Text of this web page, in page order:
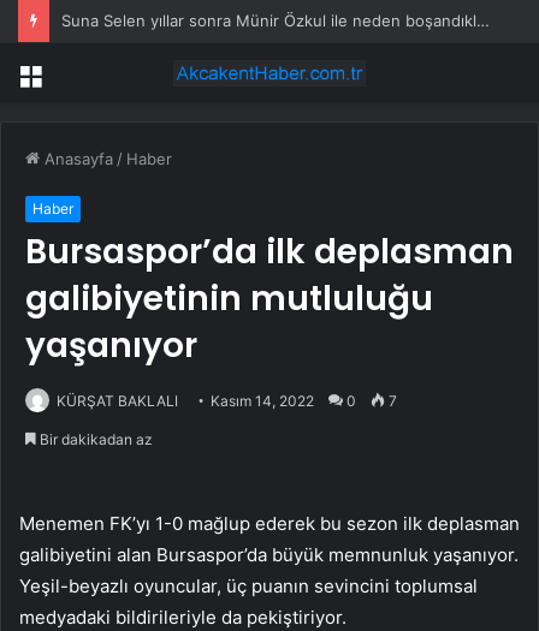
Suna Selen yıllar sonra Münir Özkul ile neden boşandıklarını anlattı: Taze kana ihtiyacım var dedi
Menü
Anasayfa / Haber
Haber
Bursaspor’da ilk deplasman
galibiyetinin mutluluğu
yaşanıyor
KÜRŞAT BAKLALI Kasım 14, 2022 0 7
Bir dakikadan az
Menemen FK’yı 1-0 mağlup ederek bu sezon ilk deplasman
galibiyetini alan Bursaspor’da büyük memnunluk yaşanıyor.
Yeşil-beyazlı oyuncular, üç puanın sevincini toplumsal
medyadaki bildirileriyle da pekiştiriyor.